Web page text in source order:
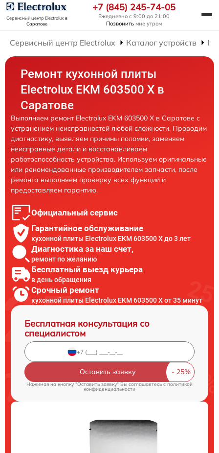
Сервисный центр Electroluxв
Саратове
+7 (845) 245-74-05
Ежедневно с 9:00 до 21:00
Позвонить мне утром
Сервисный центр Electrolux Каталог устройств
Ремонт кухонной плиты
Electrolux EKM 603500 X в
Саратове
Выполняем ремонт Electrolux EKM 603500 X в Саратове с
устранением неисправностей любой сложности. Проводим
диагностику, выявляем причины поломки, заменяем
неисправные детали и восстанавливаем
работоспособность устройства. Используем оригинальные
или рекомендованные производителем запчасти, после
ремонта выполняем проверку всех функций и
предоставляем гарантию.
Официальный сервис
Гарантийное обслуживание
кухонной плиты Electrolux EKM 603500 X до 3 лет
Диагностика за наш счет,
ремонт по желанию
Бесплатный выезд курьера
в день обращения
Срочный ремонт
кухонной плиты Electrolux EKM 603500 X от 35 минут
Бесплатная консультация со
специалистом
Оставить заявку
Нажимая на кнопку "Оставить заявку" Вы соглашаетесь cполитикой
конфиденциальности